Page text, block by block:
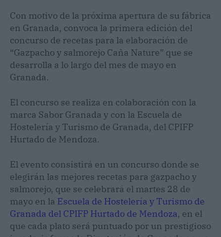
Con motivo de la próxima apertura de su fábrica
en Granada, convoca la primera edición del
concurso de recetas para la elaboración de
“Gazpacho y salmorejo Caña Nature” que se
desarrolla a lo largo del mes de mayo en
Granada.
El concurso se realiza en colaboración con la
marca Sabor Granada y con la Escuela de
Hostelería y Turismo de Granada, del CPIFP
Hurtado de Mendoza.
El evento consistirá en un concurso donde se
elegirán las mejores recetas para gazpacho y
salmorejo, que se celebrará el martes 28 de
mayo en la Escuela de Hostelería y Turismo de
Granada del CPIFP Hurtado de Mendoza, en el
que cada plato será puntuado por un prestigioso